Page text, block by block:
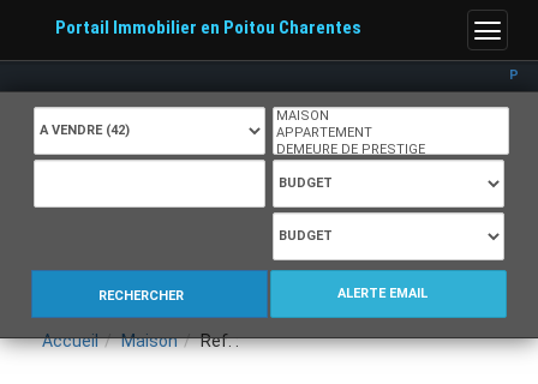
Menu
Portail Immobilier en Poitou Charentes
RECHERCHER ALERTE EMAIL
Accueil Maison Ref. :